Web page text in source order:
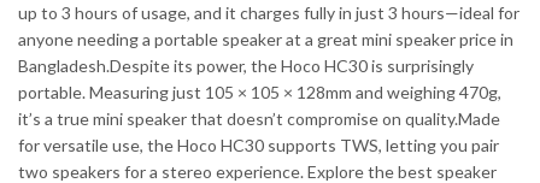
up to 3 hours of usage, and it charges fully in just 3 hours—ideal for
anyone needing a portable speaker at a great mini speaker price in
Bangladesh.Despite its power, the Hoco HC30 is surprisingly
portable. Measuring just 105 × 105 × 128mm and weighing 470g,
it’s a true mini speaker that doesn’t compromise on quality.Made
for versatile use, the Hoco HC30 supports TWS, letting you pair
two speakers for a stereo experience. Explore the best speaker